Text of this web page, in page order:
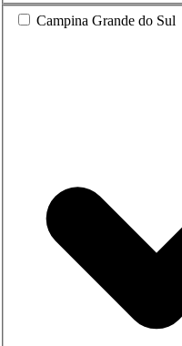
Campina Grande do Sul